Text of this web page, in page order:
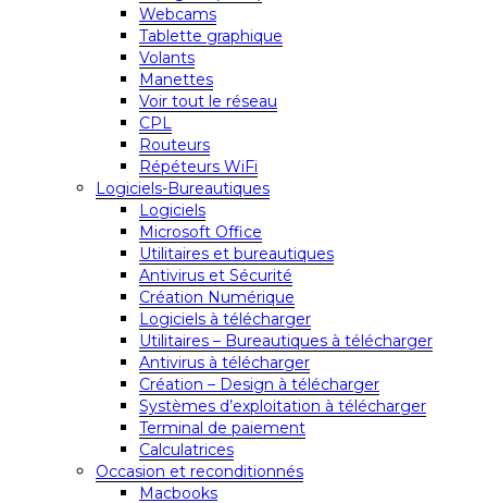
Webcams
Tablette graphique
Volants
Manettes
Voir tout le réseau
CPL
Routeurs
Répéteurs WiFi
Logiciels-Bureautiques
Logiciels
Microsoft Office
Utilitaires et bureautiques
Antivirus et Sécurité
Création Numérique
Logiciels à télécharger
Utilitaires – Bureautiques à télécharger
Antivirus à télécharger
Création – Design à télécharger
Systèmes d’exploitation à télécharger
Terminal de paiement
Calculatrices
Occasion et reconditionnés
Macbooks